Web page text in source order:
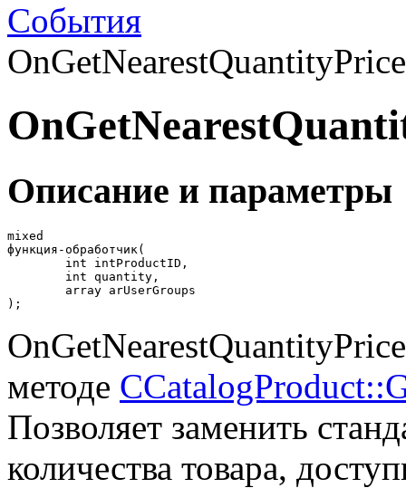
События
Описание и параметры
mixed
функция-обработчик(
);
методе
Позволяет заменить
количества товара,